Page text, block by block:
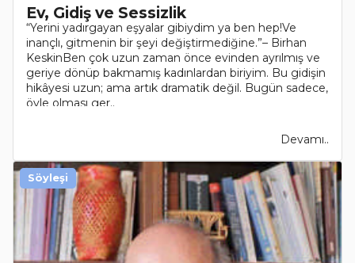
Ev, Gidiş ve Sessizlik
“Yerini yadırgayan eşyalar gibiydim ya ben hep!Ve
inançlı, gitmenin bir şeyi değiştirmediğine.”– Birhan
KeskinBen çok uzun zaman önce evinden ayrılmış ve
geriye dönüp bakmamış kadınlardan biriyim. Bu gidişin
hikâyesi uzun; ama artık dramatik değil. Bugün sadece,
öyle olması ger..
Devamı..
Söyleşi